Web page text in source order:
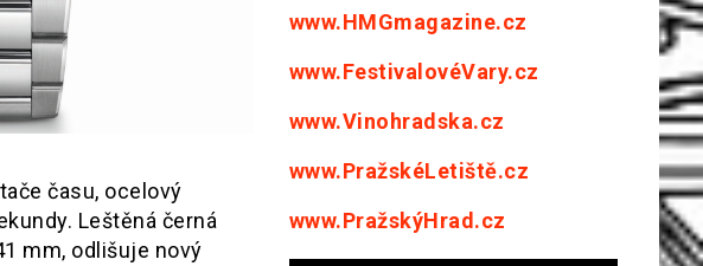
času, ocelový
Leštěná černá
mm, odlišuje nový
www.HMGmagazine.cz
www.FestivalovéVary.cz
www.Vinohradska.cz
www.PražskéLetiště.cz
www.PražskýHrad.cz